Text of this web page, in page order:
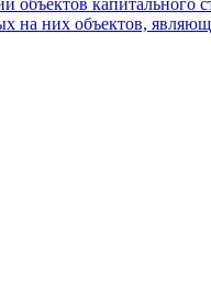
на них объектов,